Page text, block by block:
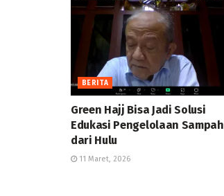
BERITA
Green Hajj Bisa Jadi Solusi
Edukasi Pengelolaan Sampah
dari Hulu
11 Maret, 2026